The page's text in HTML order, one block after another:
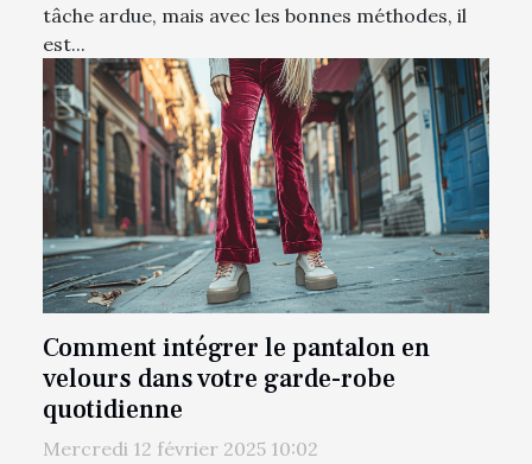
tâche ardue, mais avec les bonnes méthodes, il
est...
Comment intégrer le pantalon en
velours dans votre garde-robe
quotidienne
Mercredi 12 février 2025 10:02